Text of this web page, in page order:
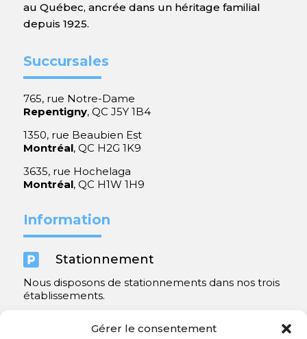
Gérer le consentement
au Québec, ancrée dans un héritage familial
depuis 1925.
Succursales
765, rue Notre-Dame
Repentigny, QC J5Y 1B4
1350, rue Beaubien Est
Montréal, QC H2G 1K9
3635, rue Hochelaga
Montréal, QC H1W 1H9
Information
 Stationnement
Nous disposons de stationnements dans nos trois
établissements.